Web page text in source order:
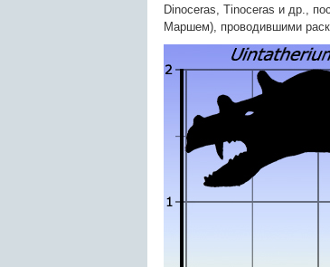
Dinoceras, Tinoceras и др.,
Маршем), проводившими